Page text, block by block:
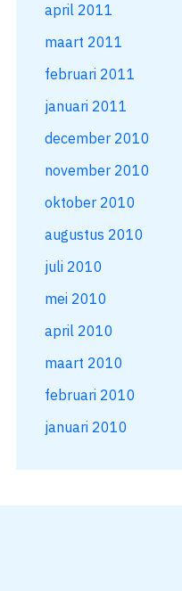
april 2011
maart 2011
februari 2011
januari 2011
december 2010
november 2010
oktober 2010
augustus 2010
juli 2010
mei 2010
april 2010
maart 2010
februari 2010
januari 2010